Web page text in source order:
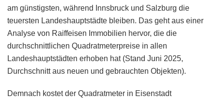
am günstigsten, während Innsbruck und Salzburg die
teuersten Landeshauptstädte bleiben. Das geht aus einer
Analyse von Raiffeisen Immobilien hervor, die die
durchschnittlichen Quadratmeterpreise in allen
Landeshauptstädten erhoben hat (Stand Juni 2025,
Durchschnitt aus neuen und gebrauchten Objekten).
Demnach kostet der Quadratmeter in Eisenstadt